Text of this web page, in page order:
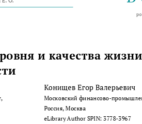
и качества
Конищев Егор Валерьевич
Московский финансово-
Россия, Москва
eLibrary Author SPIN: 3778-3967